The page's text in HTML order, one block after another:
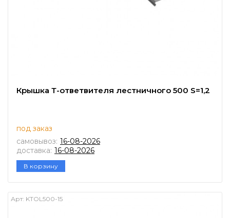
Крышка Т-ответвителя лестничного 500 S=1,2
под заказ
самовывоз: 16-08-2026
доставка: 16-08-2026
В корзину
Арт: KTOL500-15